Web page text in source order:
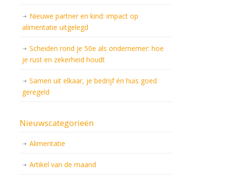
Nieuwe partner en kind: impact op
alimentatie uitgelegd
Scheiden rond je 50e als ondernemer: hoe
je rust en zekerheid houdt
Samen uit elkaar, je bedrijf én huis goed
geregeld
Nieuwscategorieën
Alimentatie
Artikel van de maand